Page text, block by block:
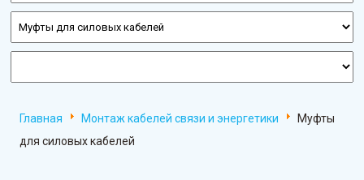
Главная Монтаж кабелей связи и энергетики
Муфты
для силовых кабелей